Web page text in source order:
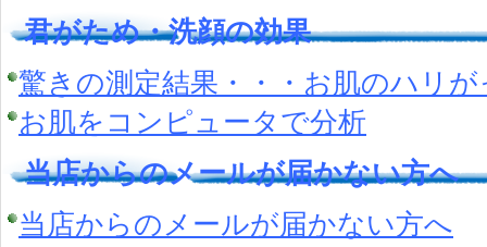
君がため・洗顔の効果
驚きの測定結果・・・お肌のハリが
お肌をコンピュータで分析
当店からのメールが届かない方へ
当店からのメールが届かない方へ